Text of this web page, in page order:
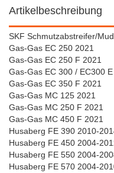
Artikelbeschreibung
SKF Schmutzabstreifer/
Gas-Gas EC 250 2021
Gas-Gas EC 250 F 2021
Gas-Gas EC 300 / EC300 E
Gas-Gas EC 350 F 2021
Gas-Gas MC 125 2021
Gas-Gas MC 250 F 2021
Gas-Gas MC 450 F 2021
Husaberg FE 390 2010-
Husaberg FE 450 2004-
Husaberg FE 550 2004-
Husaberg FE 570 2004-